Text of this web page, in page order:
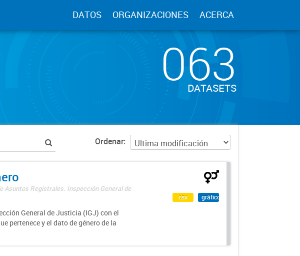
DATOS ORGANIZACIONES ACERCA
063
DATASETS
Ordenar
Registrales. Inspección General de
General de Justicia (IGJ) con el
pertenece y el dato de género de la
csv gráfico